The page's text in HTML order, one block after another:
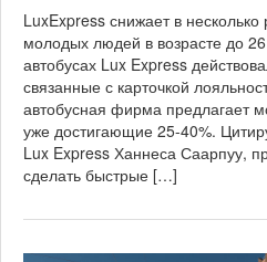
.
0
6
.
0
2
1
LuxExpress снижает в несколько
молодых людей в возрасте до
автобусах Lux Express
связанные с карточкой
автобусная фирма предлагает
уже достигающие 25-40%.
Lux Express Ханнеса Саарпуу,
сделать быстрые […]